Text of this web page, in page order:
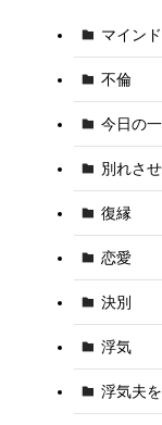
マインド
不倫
今日の
別れさ
復縁
恋愛
決別
浮気
浮気夫